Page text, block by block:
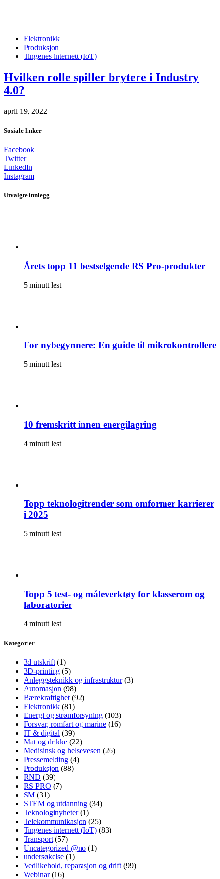
Elektronikk
Produksjon
Tingenes internett (IoT)
Hvilken rolle spiller brytere i Industry
4.0?
april 19, 2022
Sosiale linker
Facebook
Twitter
LinkedIn
Instagram
Utvalgte innlegg
Årets topp 11 bestselgende RS Pro-produkter
5 minutt lest
For nybegynnere: En guide til mikrokontrollere
5 minutt lest
10 fremskritt innen energilagring
4 minutt lest
Topp teknologitrender som omformer karrierer
i 2025
5 minutt lest
Topp 5 test- og måleverktøy for klasserom og
laboratorier
4 minutt lest
Kategorier
3d utskrift (1)
3D-printing (5)
Anleggsteknikk og infrastruktur(3)
Automasjon (98)
Bærekraftighet (92)
Elektronikk (81)
Energi og strømforsyning (103)
Forsvar, romfart og marine (16)
IT & digital (39)
Mat og drikke (22)
Medisinsk og helsevesen (26)
Pressemelding (4)
Produksjon (88)
RND (39)
RS PRO (7)
SM (31)
STEM og utdanning (34)
Teknologinyheter(1)
Telekommunikasjon (25)
Tingenes internett (IoT) (83)
Transport (57)
Uncategorized @no (1)
undersøkelse (1)
Vedlikehold, reparasjon og drift (99)
Webinar(16)